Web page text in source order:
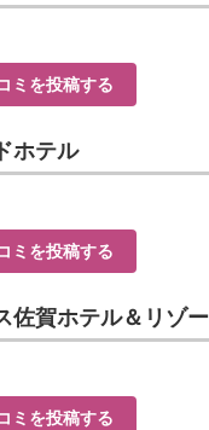
ミを投稿する
ホテル
ミを投稿する
佐賀ホテル＆リゾ
ミを投稿する